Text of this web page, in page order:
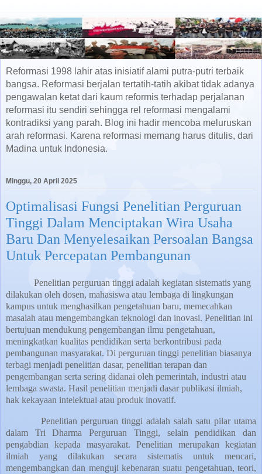
Reformasi 1998 lahir atas inisiatif alami putra-putri terbaik
bangsa. Reformasi berjalan tertatih-tatih akibat tidak adanya
pengawalan ketat dari kaum reformis terhadap perjalanan
reformasi itu sendiri sehingga rel reformasi mengalami
kontradiksi yang parah. Blog ini hadir mencoba meluruskan
arah reformasi. Karena reformasi memang harus ditulis, dari
Madina untuk Indonesia.
Minggu, 20 April 2025
Optimalisasi Fungsi Penelitian Perguruan
Tinggi Dalam Menciptakan Wira Usaha
Baru Dan Menyelesaikan Persoalan Bangsa
Untuk Percepatan Pembangunan
Penelitian perguruan tinggi adalah kegiatan sistematis yang
dilakukan oleh dosen, mahasiswa atau lembaga di lingkungan
kampus untuk menghasilkan pengetahuan baru, memecahkan
masalah atau mengembangkan teknologi dan inovasi. Penelitian ini
bertujuan mendukung pengembangan ilmu pengetahuan,
meningkatkan kualitas pendidikan serta berkontribusi pada
pembangunan masyarakat. Di perguruan tinggi penelitian biasanya
terbagi menjadi penelitian dasar, penelitian terapan dan
pengembangan serta sering didanai oleh pemerintah, industri atau
lembaga swasta. Hasil penelitian menjadi dasar publikasi ilmiah,
hak kekayaan intelektual atau produk inovatif.
Penelitian perguruan tinggi adalah salah satu pilar utama
dalam Tri Dharma Perguruan Tinggi, selain pendidikan dan
pengabdian kepada masyarakat. Penelitian merupakan kegiatan
ilmiah yang dilakukan secara sistematis untuk mencari,
mengembangkan dan menguji kebenaran suatu pengetahuan, teori,